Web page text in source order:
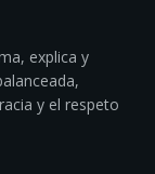
explica y
y el respeto